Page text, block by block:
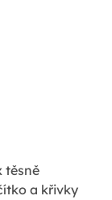
těsně
a křivky